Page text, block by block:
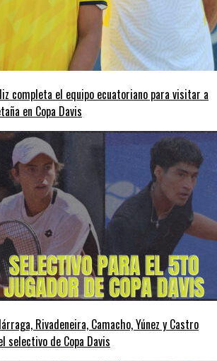
completa el equipo ecuatoriano para visitar a
en Copa Davis
Rivadeneira, Camacho, Yúnez y Castro
selectivo de Copa Davis